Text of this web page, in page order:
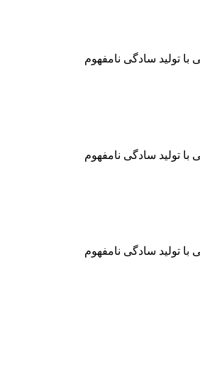
تولید سادگی نامفهوم
تولید سادگی نامفهوم
تولید سادگی نامفهوم